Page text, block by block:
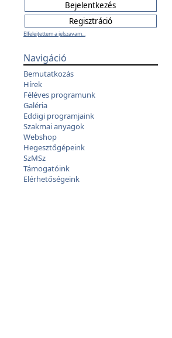
Elfelejtettem a jelszavam...
Navigáció
Bemutatkozás
Hírek
Féléves programunk
Galéria
Eddigi programjaink
Szakmai anyagok
Webshop
Hegesztőgépeink
SzMSz
Támogatóink
Elérhetőségeink